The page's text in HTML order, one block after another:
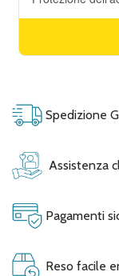
Spedizione
Assistenza
Pagamenti
Reso facile